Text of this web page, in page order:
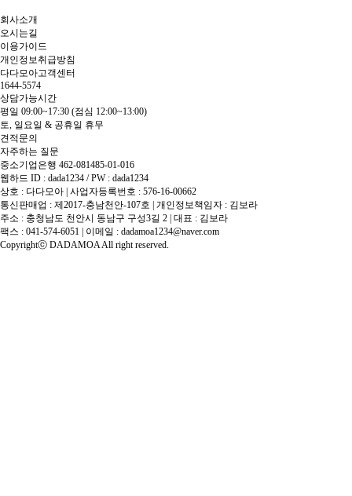
회사소개
오시는길
이용가이드
개인정보취급방침
다다모아고객센터
1644-5574
상담가능시간
평일 09:00~17:30 (점심 12:00~13:00)
토, 일요일 & 공휴일 휴무
견적문의
자주하는 질문
중소기업은행 462-081485-01-016
웹하드 ID : dada1234 / PW : dada1234
상호 : 다다모아 | 사업자등록번호 : 576-16-00662
통신판매업 : 제2017-충남천안-107호 | 개인정보책임자 : 김보라
주소 : 충청남도 천안시 동남구 구성3길 2 | 대표 : 김보라
팩스 : 041-574-6051 | 이메일 : dadamoa1234@naver.com
Copyrightⓒ DADAMOA All right reserved.